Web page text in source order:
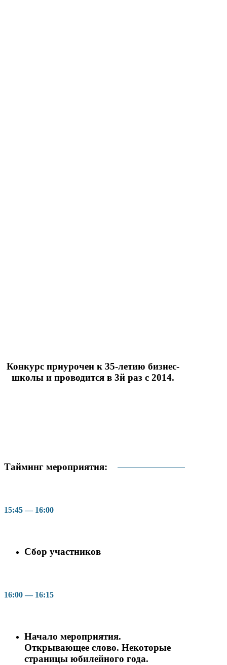
Конкурс приурочен к 35-летию бизнес-
школы и проводится в 3й раз с 2014.
Тайминг мероприятия:
15:45 — 16:00
Cбор участников
16:00 — 16:15
Начало мероприятия.
Открывающее слово. Некоторые
страницы юбилейного года.